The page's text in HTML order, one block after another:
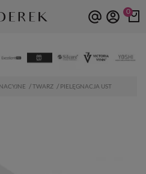
0
TWARZ PIELĘGNACJA UST